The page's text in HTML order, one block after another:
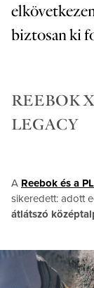
biztosan ki
REEBOK
LEGACY
A Reebok és a
sikeredett: adott
átlátszó